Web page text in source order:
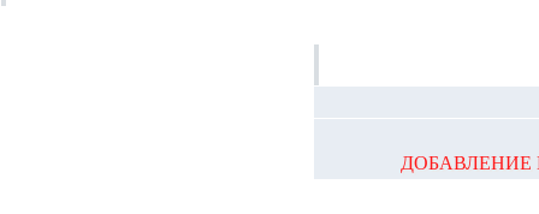
ДОБАВЛЕНИЕ